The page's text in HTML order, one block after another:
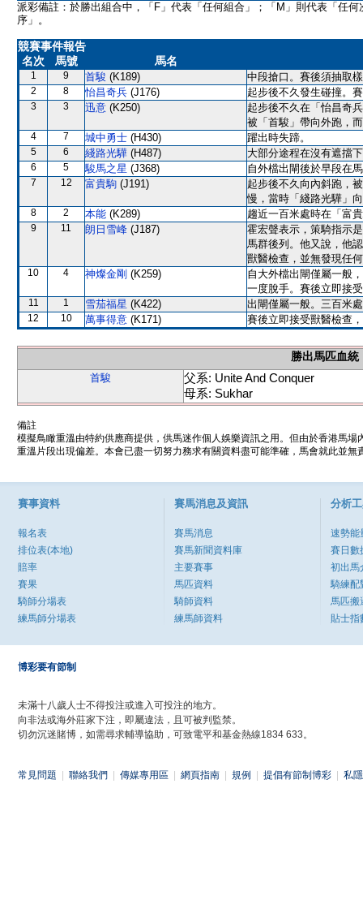
派彩備註：於勝出組合中，「F」代表「任何組合」；「M」則代表「任何
序」。
競賽事件報告
名次
馬號 馬名
1 9 首駿 (K189) 中段搶口。賽後須抽取
2 8 怡昌奇兵 (J176) 起步後不久發生碰撞。
3 3 迅意 (K250)
起步後不久在「怡昌奇
被「首駿」帶向外跑，
4 7 城中勇士 (H430) 躍出時失蹄。
5 6 綫路光驊 (H487) 大部分途程在沒有遮擋
6 5 駿馬之星 (J368) 自外檔出閘後於早段在
7 12 富貴駒 (J191)
起步後不久向內斜跑，
慢，當時「綫路光驊」
8 2 本能 (K289) 趨近一百米處時在「富
9 11 朗日雪峰 (J187)
霍宏聲表示，策騎指示
馬群後列。他又說，他
獸醫檢查，並無發現任
10 4 神燦金剛 (K259)
自大外檔出閘僅屬一般
一度脫手。賽後立即接
11 1 雪茄福星 (K422) 出閘僅屬一般。三百米
12 10 萬事得意 (K171) 賽後立即接受獸醫檢查
勝出馬匹血統
首駿
父系: Unite And Conquer
母系: Sukhar
備註
模擬鳥瞰重溫由特約供應商提供，供馬迷作個人娛樂資訊之用。但由於香港馬
重溫片段出現偏差。本會已盡一切努力務求有關資料盡可能準確，馬會就此並
賽事資料
報名表
排位表(本地)
賠率
賽果
騎師分場表
練馬師分場表
賽馬消息及資訊
賽馬消息
賽馬新聞資料庫
主要賽事
馬匹資料
騎師資料
練馬師資料
分析
速勢能
賽日數
初出馬
騎練配
馬匹搬
貼士指
博彩要有節制
未滿十八歲人士不得投注或進入可投注的地方。
向非法或海外莊家下注，即屬違法，且可被判監禁。
切勿沉迷賭博，如需尋求輔導協助，可致電平和基金熱線1834 633。
常見問題 聯絡我們 傳媒專用區 網頁指南 規例 提倡有節制博彩 私